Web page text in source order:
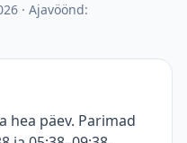
· Ajavöönd:
hea päev. Parimad